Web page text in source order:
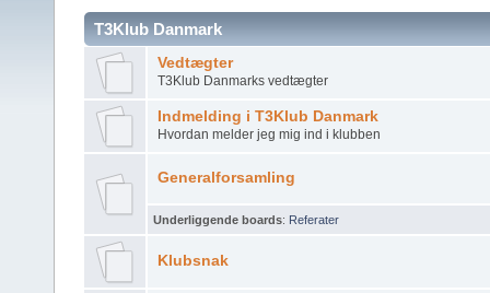
T3Klub Danmark
Vedtægter
T3Klub Danmarks vedtægter
Indmelding i T3Klub Danmark
Hvordan melder jeg mig ind i klubben
Generalforsamling
Underliggende boards: Referater
Klubsnak